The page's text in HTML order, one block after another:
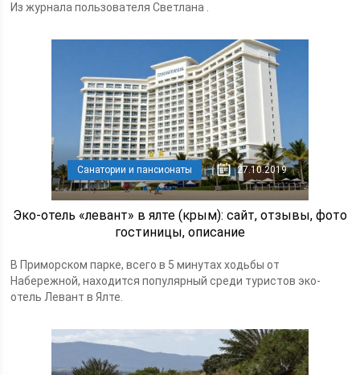
Из журнала пользователя Светлана .
Санатории и пансионаты 27.10.2019
Эко-отель «левант» в ялте (крым): сайт, отзывы, фото
гостиницы, описание
В Приморском парке, всего в 5 минутах ходьбы от
Набережной, находится популярный среди туристов эко-
отель Левант в Ялте.